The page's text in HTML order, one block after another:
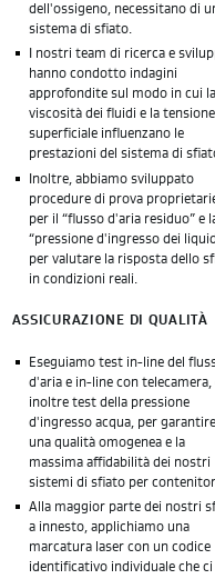
dell'ossigeno, necessitano di
sistema di sfiato.
I nostri team di ricerca e
hanno condotto indagini
approfondite sul modo in cui la
viscosità dei fluidi e la tensione
superficiale influenzano le
prestazioni del sistema di
Inoltre, abbiamo sviluppato
procedure di prova
per il “flusso d'aria residuo” e
“pressione d'ingresso dei
per valutare la risposta dello
in condizioni reali.
ASSICURAZIONE DI QUALITÀ
Eseguiamo test in-line del
d'aria e in-line con telecamera,
inoltre test della pressione
d'ingresso acqua, per garantire
una qualità omogenea e la
massima affidabilità dei nostri
sistemi di sfiato per
Alla maggior parte dei nostri
a innesto, applichiamo una
marcatura laser con un codice
identificativo individuale che ci